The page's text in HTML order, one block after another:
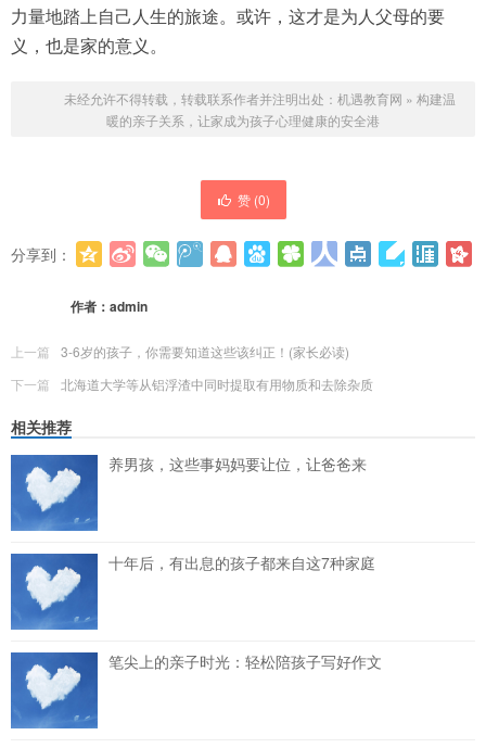
力量地踏上自己人生的旅途。或许，这才是为人父母的要
义，也是家的意义。
未经允许不得转载，转载联系作者并注明出处： 机遇教育网 » 构建温
暖的亲子关系，让家成为孩子心理健康的安全港
赞 (0)
分享到：
作者： admin
上一篇
3-6岁的孩子，你需要知道这些该纠正！(家长必读)
下一篇
北海道大学等从铝浮渣中同时提取有用物质和去除杂质
相关推荐
养男孩，这些事妈妈要让位，让爸爸来
十年后，有出息的孩子都来自这7种家庭
笔尖上的亲子时光：轻松陪孩子写好作文